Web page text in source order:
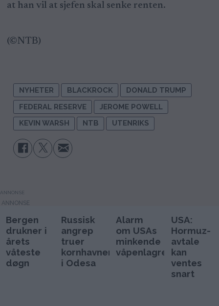
at han vil at sjefen skal senke renten.
(©NTB)
NYHETER BLACKROCK
DONALD TRUMP
FEDERAL RESERVE
JEROME POWELL
KEVIN WARSH
NTB UTENRIKS
ANNONSE
Bergen
drukner i
årets
våteste
døgn
Russisk
angrep
truer
kornhavnen
i Odesa
Alarm
om USAs
minkende
våpenlagre
USA:
Hormuz-
avtale
kan
ventes
snart